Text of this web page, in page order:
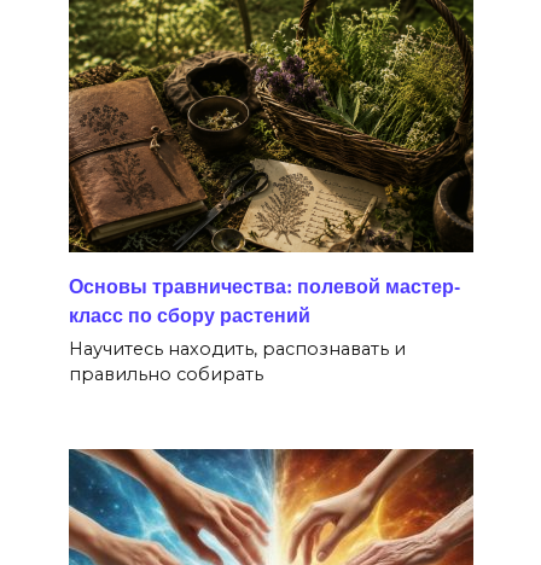
Основы травничества: полевой мастер-
класс по сбору растений
Научитесь находить, распознавать и
правильно собирать